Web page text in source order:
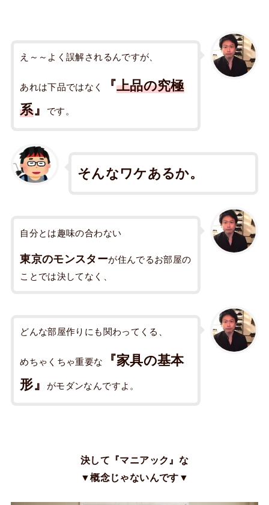
え～～よく誤解されるんですが、
あれは下品ではなく 『上品の究極
系』 です。
そんなワケあるか。
自分とは趣味の合わない
東京のモンスターが住んでるお部屋の
ことでは決してなく、
どんな部屋作りにも関わってくる、
めちゃくちゃ重要な
『家具の基本
形』
がモダンなんですよ。
決して『マニアック』な
▼概念じゃないんです▼